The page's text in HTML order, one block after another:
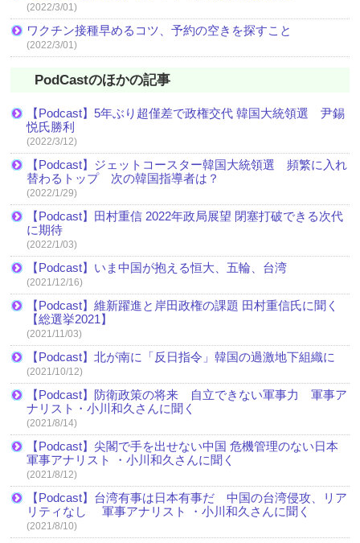
(2022/3/01)
ワクチン接種早めるコツ、予約の空きを探すこと
(2022/3/01)
PodCastのほかの記事
【Podcast】5年ぶり超僅差で政権交代 韓国大統領選 尹錫
悦氏勝利
(2022/3/12)
【Podcast】ジェットコースター韓国大統領選 頻繁に入れ
替わるトップ 次の韓国指導者は？
(2022/1/29)
【Podcast】田村重信 2022年政局展望 閉塞打破できる次代
に期待
(2022/1/03)
【Podcast】いま中国が抱える恒大、五輪、台湾
(2021/12/16)
【Podcast】維新躍進と岸田政権の課題 田村重信氏に聞く
【総選挙2021】
(2021/11/03)
【Podcast】北が南に「反日指令」韓国の過激地下組織に
(2021/10/12)
【Podcast】防衛政策の将来 自立できない軍事力 軍事ア
ナリスト・小川和久さんに聞く
(2021/8/14)
【Podcast】尖閣で手を出せない中国 危機管理のない日本
軍事アナリスト ・小川和久さんに聞く
(2021/8/12)
【Podcast】台湾有事は日本有事だ 中国の台湾侵攻、リア
リティなし 軍事アナリスト ・小川和久さんに聞く
(2021/8/10)